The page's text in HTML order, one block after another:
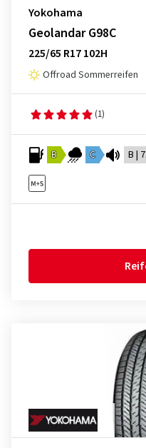
Yokohama
Geolandar G98C
225/65 R17 102H
Offroad Sommerreifen
(1)
B C B |